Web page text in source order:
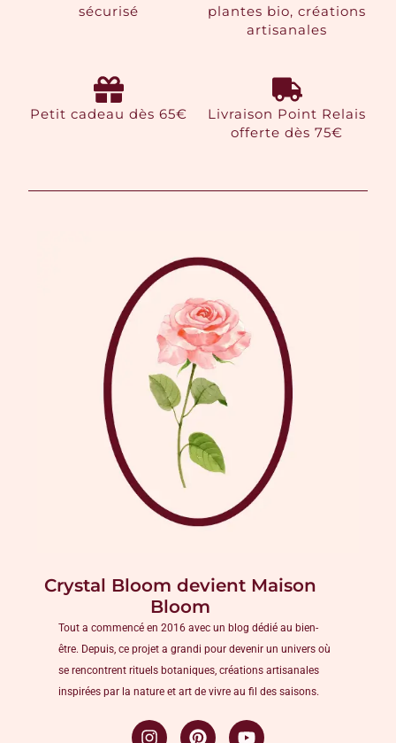
sécurisé
plantes bio, créations
artisanales
Petit cadeau dès 65€
Livraison Point Relais
offerte dès 75€
Crystal Bloom devient Maison
Bloom
Tout a commencé en 2016 avec un blog dédié au bien-
être. Depuis, ce projet a grandi pour devenir un univers où
se rencontrent rituels botaniques, créations artisanales
inspirées par la nature et art de vivre au fil des saisons.